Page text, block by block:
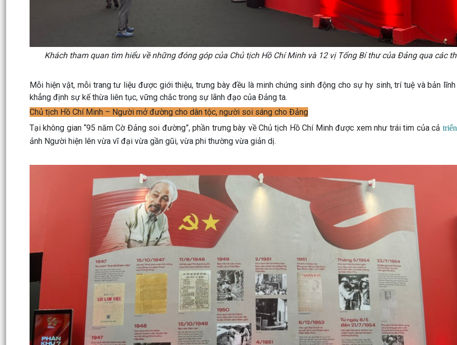
Khách tham quan tìm hiểu về những đóng góp của Chủ tịch Hồ Chí Minh và 12 vị Tổng Bí thư của Đảng qua các
Mỗi hiện vật, mỗi trang tư liệu được giới thiệu, trưng bày đều là minh chứng sinh động cho sự hy sinh, trí tuệ và bản lĩnh
khẳng định sự kế thừa liên tục, vững chắc trong sự lãnh đạo của Đảng ta.
Chủ tịch Hồ Chí Minh – Người mở đường cho dân tộc, người soi sáng cho Đảng
Tại không gian “95 năm Cờ Đảng soi đường”, phần trưng bày về Chủ tịch Hồ Chí Minh được xem như trái tim của cả
ảnh Người hiện lên vừa vĩ đại vừa gần gũi, vừa phi thường vừa giản dị.